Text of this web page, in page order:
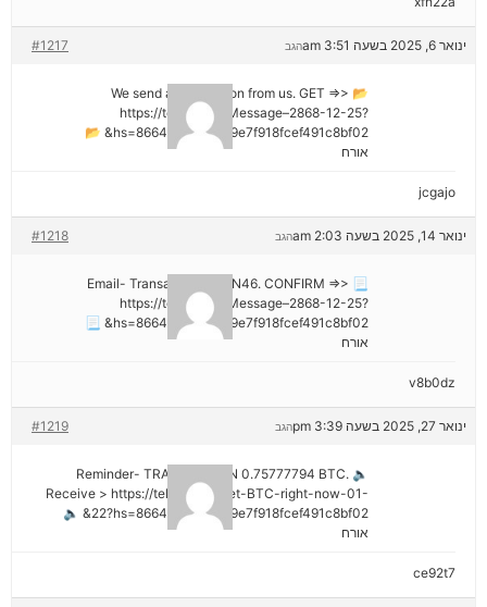
ינואר 6, 2025 בשעה 3:51 am #1217 הגב
📂 We send a transaction from us. GET =>>
https://telegra.ph/Message–2868-12-25?
hs=8664c520642b9e7f918fcef491c8bf02& 📂
אורח
jcgajo
ינואר 14, 2025 בשעה 2:03 am #1218 הגב
📃 Email- Transaction NoGN46. CONFIRM =>>
https://telegra.ph/Message–2868-12-25?
hs=8664c520642b9e7f918fcef491c8bf02& 📃
אורח
v8b0dz
ינואר 27, 2025 בשעה 3:39 pm #1219 הגב
🔈 Reminder- TRANSACTION 0.75777794 BTC.
Receive > https://telegra.ph/Get-BTC-right-now-01-
22?hs=8664c520642b9e7f918fcef491c8bf02& 🔈
אורח
ce92t7